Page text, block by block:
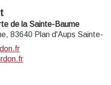
de la Sainte-Baume
83640 Plan d'Aups Sainte-